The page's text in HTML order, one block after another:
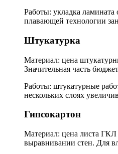
Работы: укладка
плавающей технологии
Штукатурка
Материал: цена
Значительная часть
Работы: штукатурные
нескольких слоях
Гипсокартон
Материал: цена листа ГКЛ
выравнивании стен. Для